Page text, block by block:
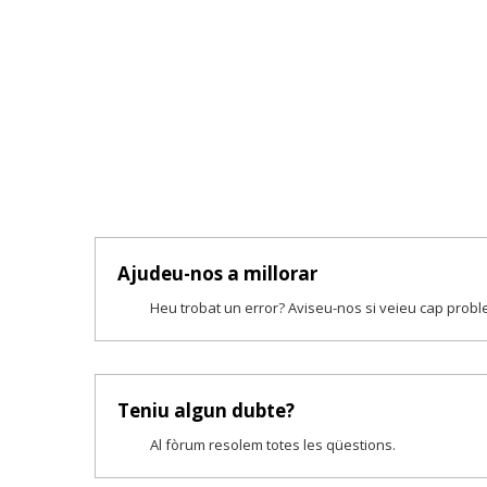
Ajudeu-nos a millorar
Heu trobat un error? Aviseu-nos si veieu cap
Teniu algun dubte?
Al fòrum resolem totes les qüestions.